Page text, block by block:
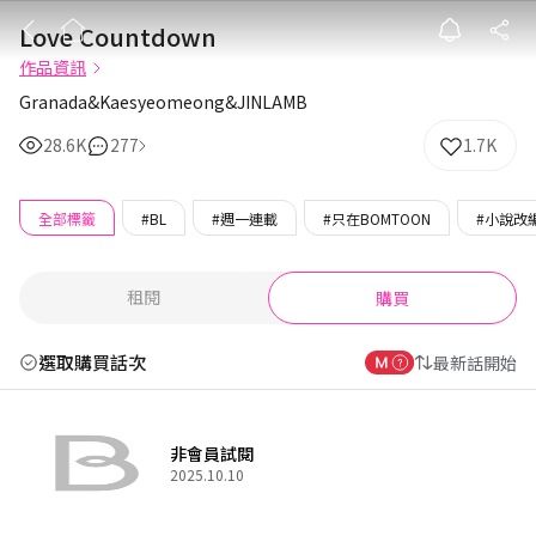
Love
Love Countdown
作品資訊
Granada&Kaesyeomeong&JINLAMB
28.6K
277 1.7K
全部標籤 #BL #週一連載 #只在BOMTOON #小說改
租閱 購買
選取購買話次 最新話開始
非會員試閱
2025.10.10